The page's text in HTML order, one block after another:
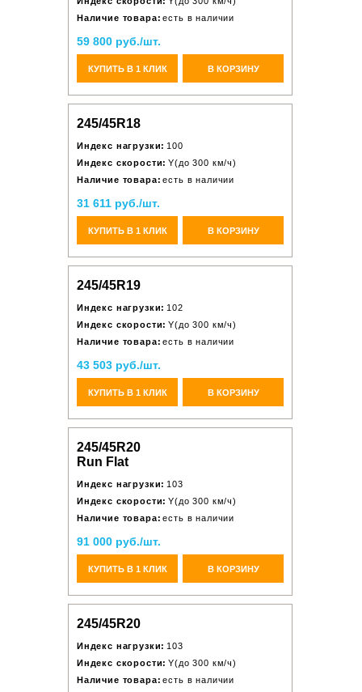
Наличие товара: есть в наличии
59 800 руб./шт.
КУПИТЬ В 1 КЛИК В КОРЗИНУ
245/45R18
Индекс нагрузки: 100
Индекс скорости: Y(до 300 км/ч)
Наличие товара: есть в наличии
31 611 руб./шт.
КУПИТЬ В 1 КЛИК В КОРЗИНУ
245/45R19
Индекс нагрузки: 102
Индекс скорости: Y(до 300 км/ч)
Наличие товара: есть в наличии
43 503 руб./шт.
КУПИТЬ В 1 КЛИК В КОРЗИНУ
245/45R20
Run Flat
Индекс нагрузки: 103
Индекс скорости: Y(до 300 км/ч)
Наличие товара: есть в наличии
91 000 руб./шт.
КУПИТЬ В 1 КЛИК В КОРЗИНУ
245/45R20
Индекс нагрузки: 103
Индекс скорости: Y(до 300 км/ч)
Наличие товара: есть в наличии